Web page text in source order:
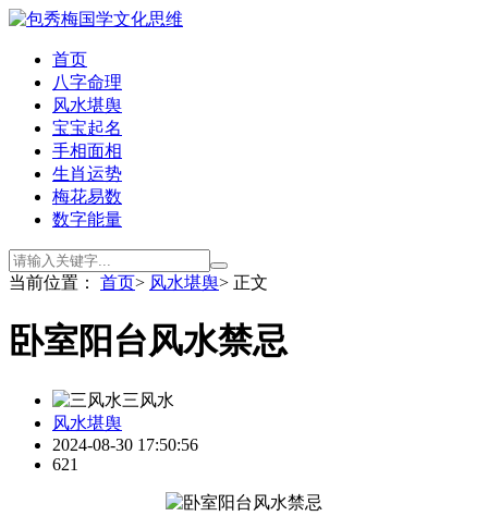
首页
八字命理
风水堪舆
宝宝起名
手相面相
生肖运势
梅花易数
数字能量
当前位置： 首页> 风水堪舆> 正文
卧室阳台风水禁忌
三风水
风水堪舆
2024-08-30 17:50:56
621